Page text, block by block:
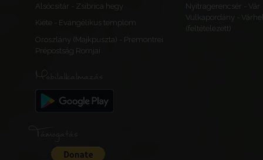
Alsócsitár - Zsibrica hegy
Nyitragerencsér - Vár
Kiéte - Evangélikus templom
Vulkapordány -
(feltételezett)
Oroszlány (Majkpuszta) - Premontrei
Prépostság Romjai
Mobilalkalmazás
Támogatás